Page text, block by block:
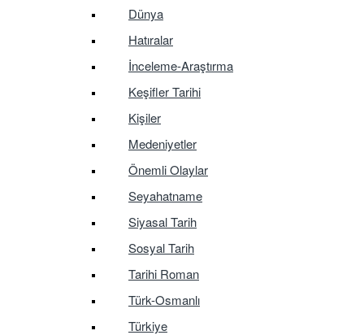
Dünya
Hatıralar
İnceleme-Araştırma
Keşifler Tarihi
Kişiler
Medeniyetler
Önemli Olaylar
Seyahatname
Siyasal Tarih
Sosyal Tarih
Tarihi Roman
Türk-Osmanlı
Türkiye